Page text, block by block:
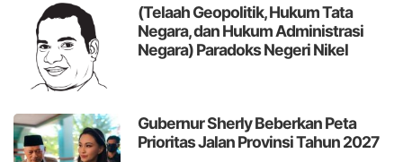
(Telaah Geopolitik, Hukum Tata
Negara, dan Hukum Administrasi
Negara)Paradoks Negeri Nikel
Gubernur Sherly Beberkan Peta
Prioritas Jalan Provinsi Tahun 2027